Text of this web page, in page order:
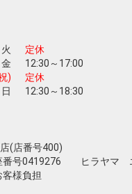
火
定休
12:30～17:00
)
定休
12:30～18:30
店(店番号400)
番号0419276 ヒラヤマ
様負担